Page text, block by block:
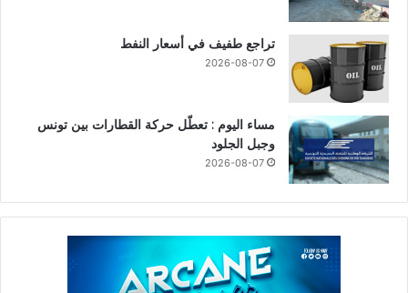
تراجع طفيف في أسعار النفط
2026-08-07
مساء اليوم : تعطّل حركة القطارات بين تونس
وجبل الجلود
2026-08-07